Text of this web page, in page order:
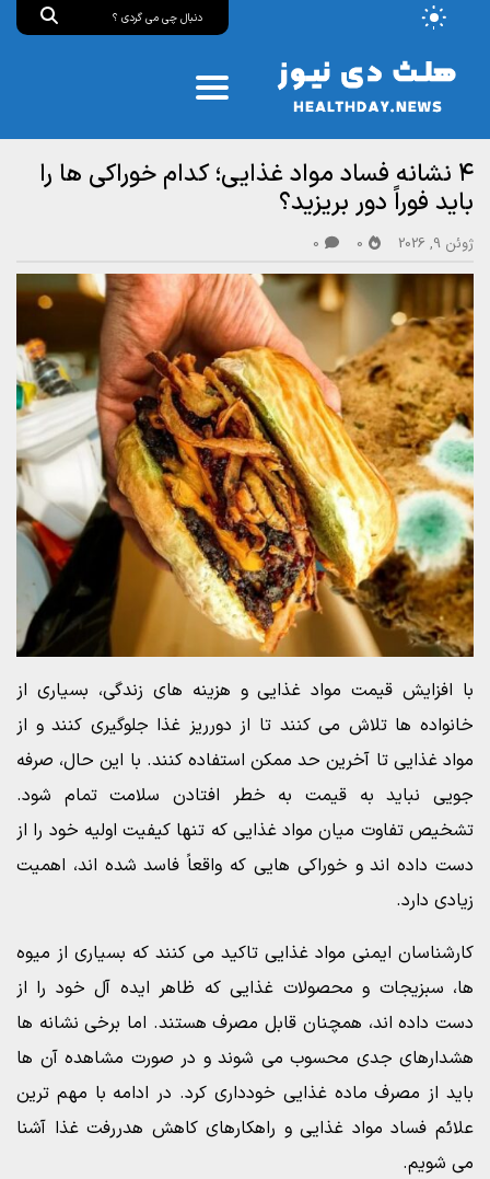
۴ نشانه فساد مواد غذایی؛ کدام خوراکی ها را
باید فوراً دور بریزید؟
ژوئن 9, 2026 0
0
با افزایش قیمت مواد غذایی و هزینه های زندگی، بسیاری از
خانواده ها تلاش می کنند تا از دورریز غذا جلوگیری کنند و از
مواد غذایی تا آخرین حد ممکن استفاده کنند. با این حال، صرفه
جویی نباید به قیمت به خطر افتادن سلامت تمام شود.
تشخیص تفاوت میان مواد غذایی که تنها کیفیت اولیه خود را از
دست داده اند و خوراکی هایی که واقعاً فاسد شده اند، اهمیت
زیادی دارد.
کارشناسان ایمنی مواد غذایی تاکید می کنند که بسیاری از میوه
ها، سبزیجات و محصولات غذایی که ظاهر ایده آل خود را از
دست داده اند، همچنان قابل مصرف هستند. اما برخی نشانه ها
هشدارهای جدی محسوب می شوند و در صورت مشاهده آن ها
باید از مصرف ماده غذایی خودداری کرد. در ادامه با مهم ترین
علائم فساد مواد غذایی و راهکارهای کاهش هدررفت غذا آشنا
می شویم.